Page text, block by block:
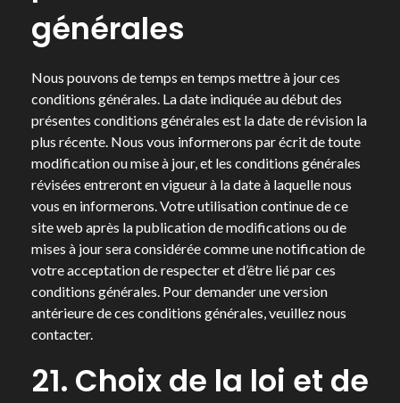
générales
Nous pouvons de temps en temps mettre à jour ces
conditions générales. La date indiquée au début des
présentes conditions générales est la date de révision la
plus récente. Nous vous informerons par écrit de toute
modification ou mise à jour, et les conditions générales
révisées entreront en vigueur à la date à laquelle nous
vous en informerons. Votre utilisation continue de ce
site web après la publication de modifications ou de
mises à jour sera considérée comme une notification de
votre acceptation de respecter et d’être lié par ces
conditions générales. Pour demander une version
antérieure de ces conditions générales, veuillez nous
contacter.
21. Choix de la loi et de